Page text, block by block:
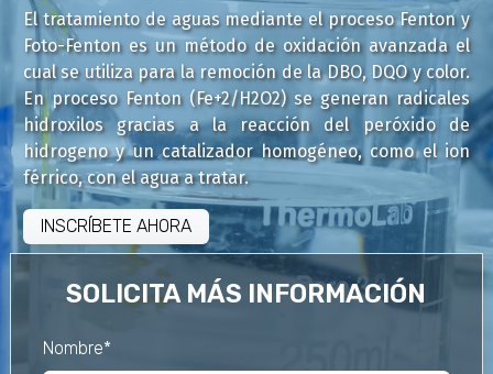
El tratamiento de aguas mediante el proceso Fenton y
Foto-Fenton es un método de oxidación avanzada el
cual se utiliza para la remoción de la DBO, DQO y color.
En proceso Fenton (Fe+2/H2O2) se generan radicales
hidroxilos gracias a la reacción del peróxido de
hidrogeno y un catalizador homogéneo, como el ion
férrico, con el agua a tratar.
INSCRÍBETE AHORA
SOLICITA MÁS INFORMACIÓN
Nombre*